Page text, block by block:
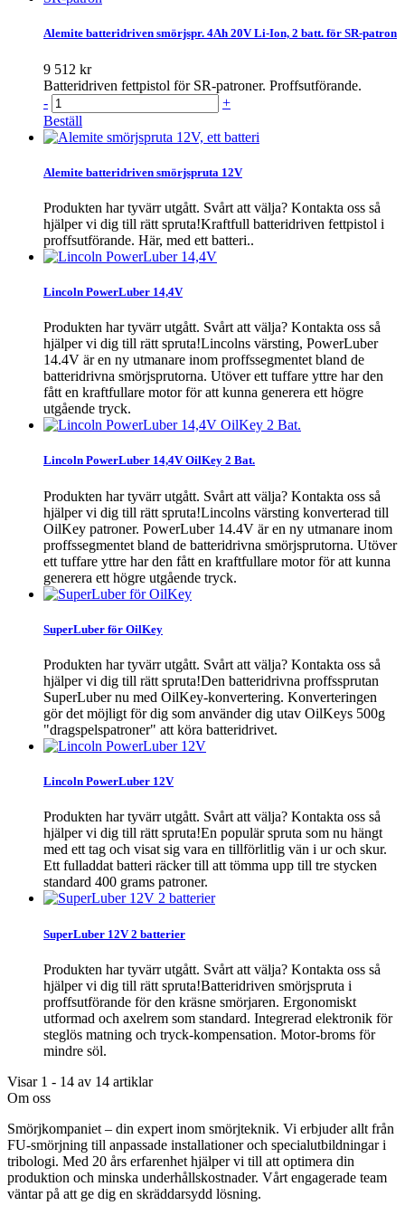
Alemite batteridriven smörjspr. 4Ah 20V Li-Ion, 2 batt. för SR-patron
9 512 kr
Batteridriven fettpistol för SR-patroner. Proffsutförande.
-
+
Beställ
Alemite batteridriven smörjspruta 12V
Produkten har tyvärr utgått. Svårt att välja? Kontakta oss så
hjälper vi dig till rätt spruta!Kraftfull batteridriven fettpistol i
proffsutförande. Här, med ett batteri..
Lincoln PowerLuber 14,4V
Produkten har tyvärr utgått. Svårt att välja? Kontakta oss så
hjälper vi dig till rätt spruta!Lincolns värsting, PowerLuber
14.4V är en ny utmanare inom proffssegmentet bland de
batteridrivna smörjsprutorna. Utöver ett tuffare yttre har den
fått en kraftfullare motor för att kunna generera ett högre
utgående tryck.
Lincoln PowerLuber 14,4V OilKey 2 Bat.
Produkten har tyvärr utgått. Svårt att välja? Kontakta oss så
hjälper vi dig till rätt spruta!Lincolns värsting konverterad till
OilKey patroner. PowerLuber 14.4V är en ny utmanare inom
proffssegmentet bland de batteridrivna smörjsprutorna. Utöver
ett tuffare yttre har den fått en kraftfullare motor för att kunna
generera ett högre utgående tryck.
SuperLuber för OilKey
Produkten har tyvärr utgått. Svårt att välja? Kontakta oss så
hjälper vi dig till rätt spruta!Den batteridrivna proffssprutan
SuperLuber nu med OilKey-konvertering. Konverteringen
gör det möjligt för dig som använder dig utav OilKeys 500g
"dragspelspatroner" att köra batteridrivet.
Lincoln PowerLuber 12V
Produkten har tyvärr utgått. Svårt att välja? Kontakta oss så
hjälper vi dig till rätt spruta!En populär spruta som nu hängt
med ett tag och visat sig vara en tillförlitlig vän i ur och skur.
Ett fulladdat batteri räcker till att tömma upp till tre stycken
standard 400 grams patroner.
SuperLuber 12V 2 batterier
Produkten har tyvärr utgått. Svårt att välja? Kontakta oss så
hjälper vi dig till rätt spruta!Batteridriven smörjspruta i
proffsutförande för den kräsne smörjaren. Ergonomiskt
utformad och axelrem som standard. Integrerad elektronik för
steglös matning och tryck-kompensation. Motor-broms för
mindre söl.
Visar 1 - 14 av 14 artiklar
Om oss
Smörjkompaniet – din expert inom smörjteknik. Vi erbjuder allt från
FU-smörjning till anpassade installationer och specialutbildningar i
tribologi. Med 20 års erfarenhet hjälper vi till att optimera din
produktion och minska underhållskostnader. Vårt engagerade team
väntar på att ge dig en skräddarsydd lösning.